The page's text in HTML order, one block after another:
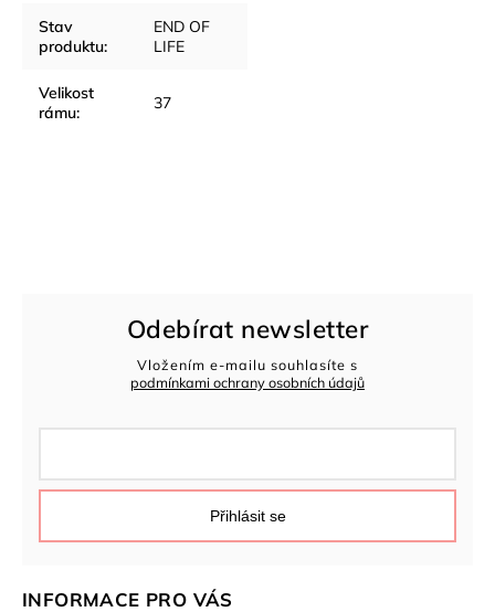
Stav
produktu:
END OF
LIFE
Velikost
rámu: 37
INFORMACE PRO VÁS
Odebírat newsletter
Vložením e-mailu souhlasíte s
podmínkami ochrany osobních údajů
Přihlásit se